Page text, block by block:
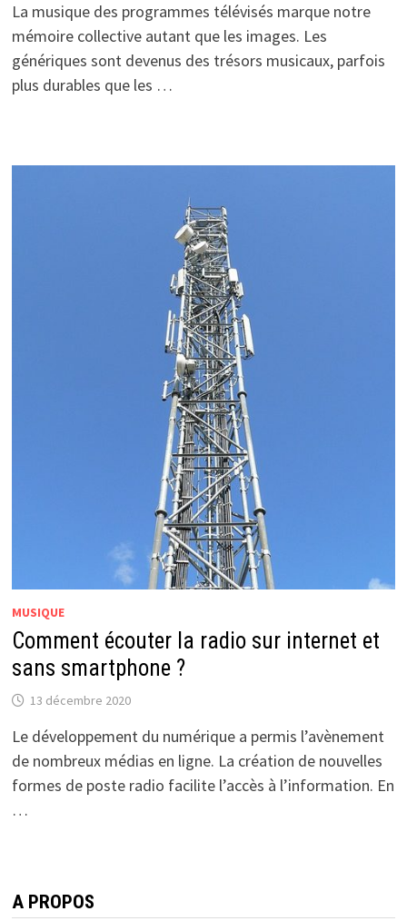
La musique des programmes télévisés marque notre
mémoire collective autant que les images. Les
génériques sont devenus des trésors musicaux, parfois
plus durables que les …
MUSIQUE
Comment écouter la radio sur internet et
sans smartphone ?
13 décembre 2020
Le développement du numérique a permis l’avènement
de nombreux médias en ligne. La création de nouvelles
formes de poste radio facilite l’accès à l’information. En
…
A PROPOS